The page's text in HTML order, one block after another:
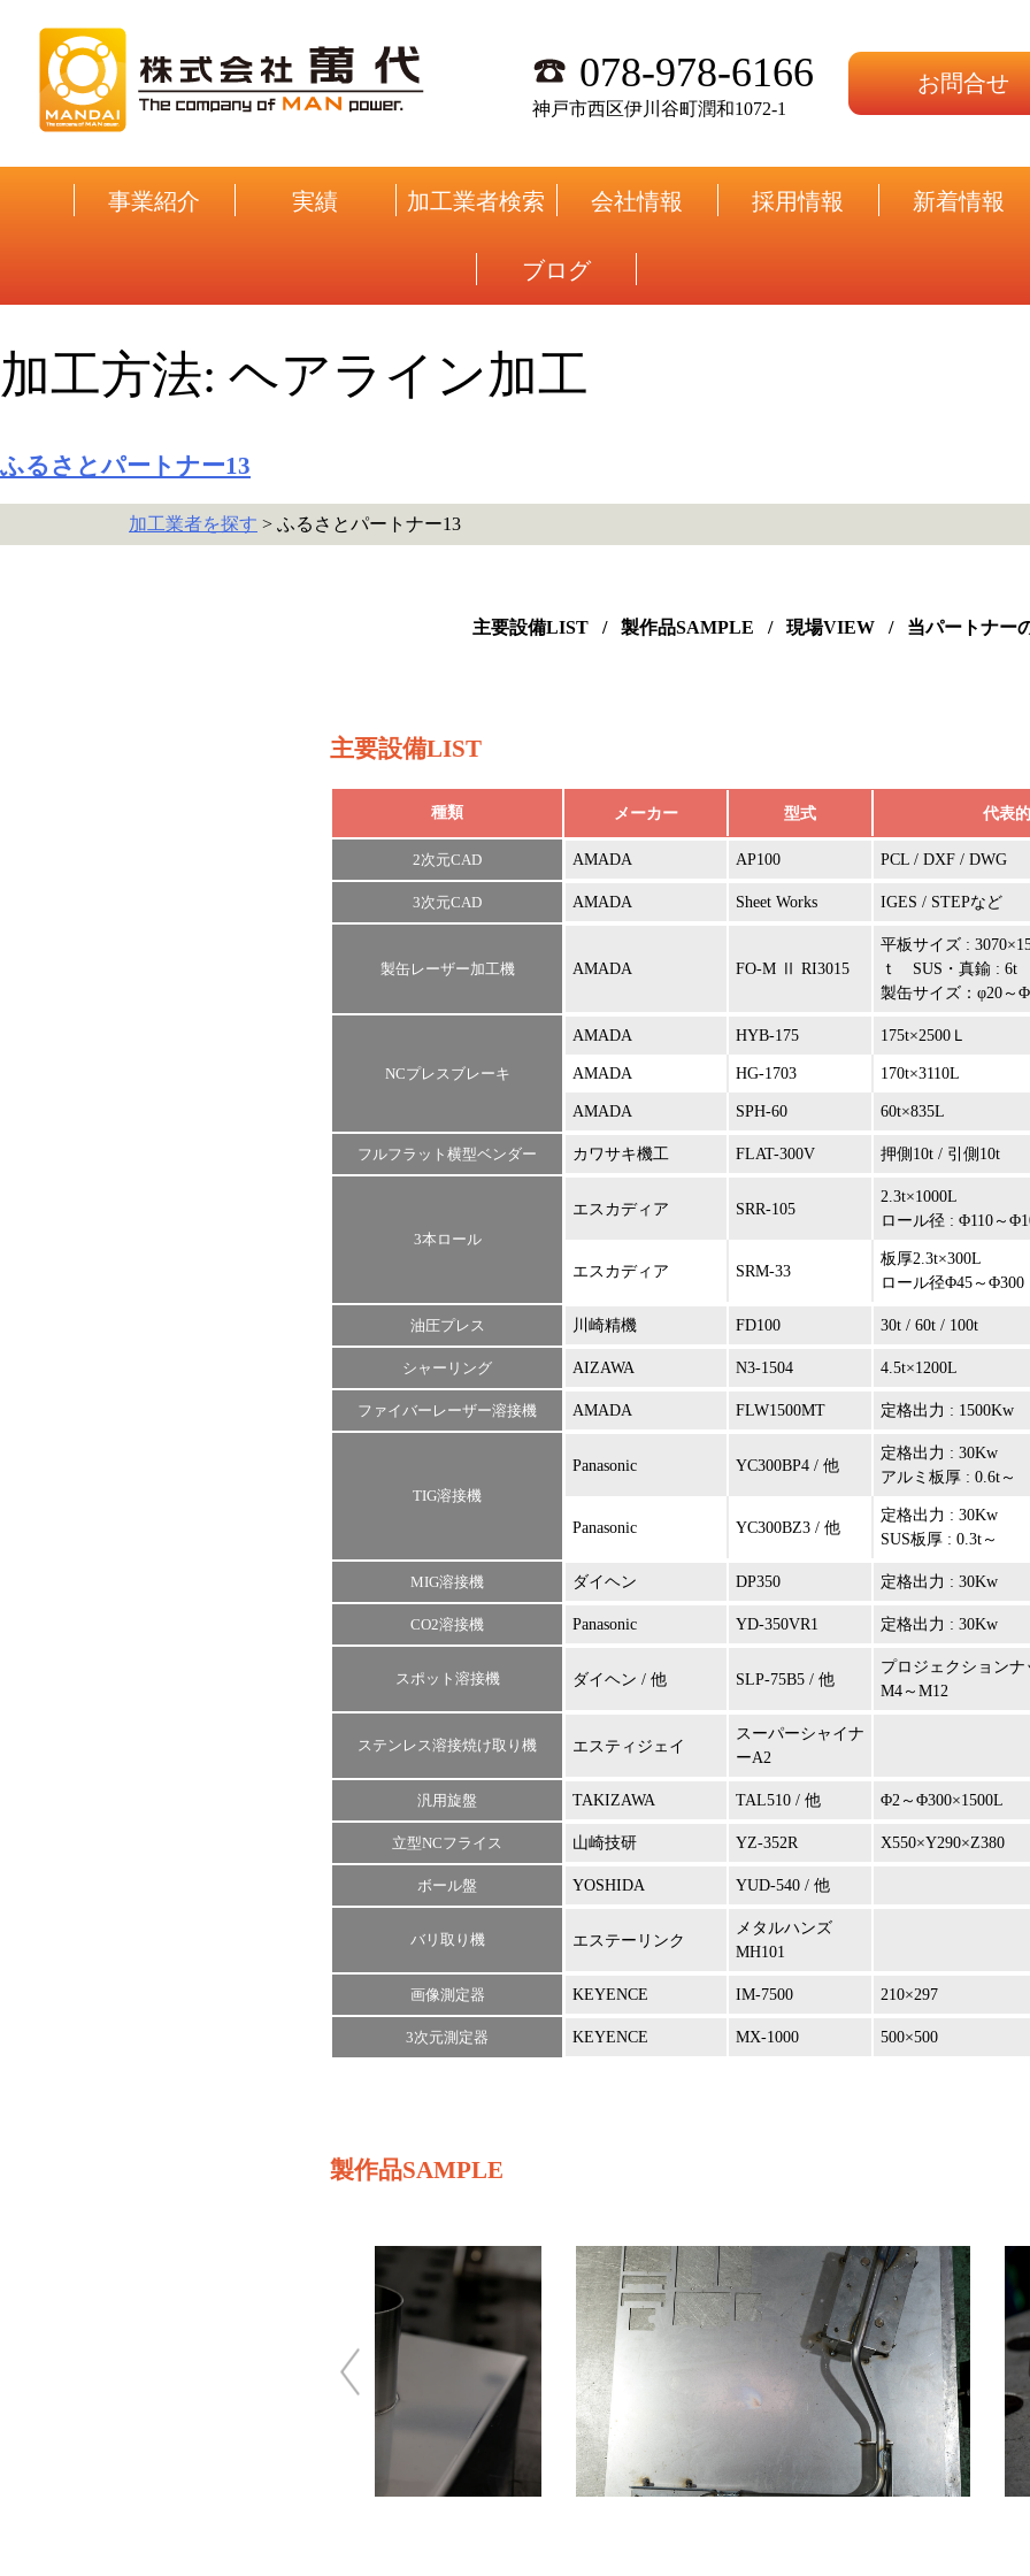
078-978-6166
神戸市西区伊川谷町潤和1072-1
お問合せ
事業紹介 実績 加工業者検索 会社情報 採用情報 新着情報
ブログ
加工方法: ヘアライン加工
ふるさとパートナー13
加工業者を探す > ふるさとパートナー13
主要設備LIST / 製作品SAMPLE / 現場VIEW / 当パートナー
主要設備LIST
種類 メーカー 型式 代表
2次元CAD AMADA AP100 PCL / DXF / DWG
3次元CAD AMADA Sheet Works IGES / STEPなど
製缶レーザー加工機 AMADA FO-M Ⅱ RI3015
平板サイズ :
ｔ SUS・真鍮 : 6t
製缶サイズ：φ20～
NCプレスブレーキ
AMADA HYB-175 175t×2500Ｌ
AMADA HG-1703 170t×3110L
AMADA SPH-60 60t×835L
フルフラット横型ベンダー カワサキ機工 FLAT-300V 押側10t / 引側10t
3本ロール
エスカディア SRR-105
2.3t×1000L
ロール径 : Φ110～
エスカディア SRM-33
板厚2.3t×300L
ロール径Φ45～Φ300
油圧プレス 川崎精機 FD100 30t / 60t / 100t
シャーリング AIZAWA N3-1504 4.5t×1200L
ファイバーレーザー溶接機 AMADA FLW1500MT 定格出力 : 1500Kw
TIG溶接機
Panasonic YC300BP4 / 他
定格出力 : 30Kw
アルミ板厚 : 0.6t～
Panasonic YC300BZ3 / 他
定格出力 : 30Kw
SUS板厚 : 0.3t～
MIG溶接機 ダイヘン DP350 定格出力 : 30Kw
CO2溶接機 Panasonic YD-350VR1 定格出力 : 30Kw
スポット溶接機 ダイヘン / 他 SLP-75B5 / 他
プロジェクション
M4～M12
ステンレス溶接焼け取り機 エスティジェイ
スーパーシャイナ
ーA2
汎用旋盤 TAKIZAWA TAL510 / 他 Φ2～Φ300×1500L
立型NCフライス 山崎技研 YZ-352R X550×Y290×Z380
ボール盤 YOSHIDA YUD-540 / 他
バリ取り機 エステーリンク
メタルハンズ
MH101
画像測定器 KEYENCE IM-7500 210×297
3次元測定器 KEYENCE MX-1000 500×500
製作品SAMPLE